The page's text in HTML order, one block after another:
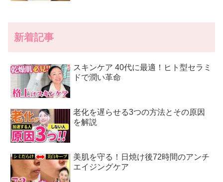
新着記事
スキンケア 40代に最適！ヒト型セラミ
ドで潤い革命
老化を遅らせる3つの方法とその原因
を解説
美肌を守る！日焼け後72時間のアンチ
エイジングケア